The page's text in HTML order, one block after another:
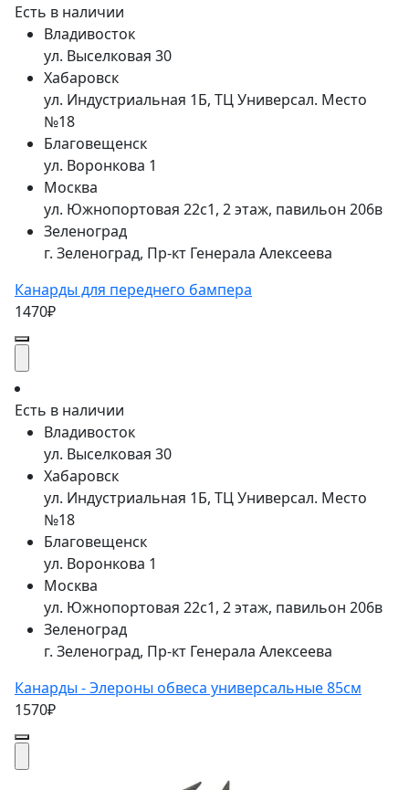
Есть в наличии
Владивосток
ул. Выселковая 30
Хабаровск
ул. Индустриальная 1Б, ТЦ Универсал. Место
№18
Благовещенск
ул. Воронкова 1
Москва
ул. Южнопортовая 22с1, 2 этаж, павильон 206в
Зеленоград
г. Зеленоград, Пр-кт Генерала Алексеева
Канарды для переднего бампера
1470₽
Есть в наличии
Владивосток
ул. Выселковая 30
Хабаровск
ул. Индустриальная 1Б, ТЦ Универсал. Место
№18
Благовещенск
ул. Воронкова 1
Москва
ул. Южнопортовая 22с1, 2 этаж, павильон 206в
Зеленоград
г. Зеленоград, Пр-кт Генерала Алексеева
Канарды - Элероны обвеса универсальные 85см
1570₽